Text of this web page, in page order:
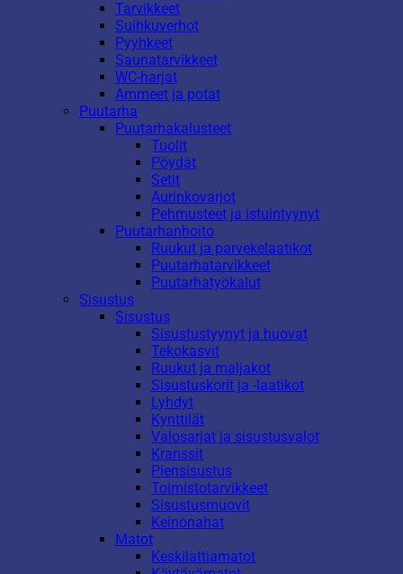
Tarvikkeet
Suihkuverhot
Pyyhkeet
Saunatarvikkeet
WC-harjat
Ammeet ja potat
Puutarha
Puutarhakalusteet
Tuolit
Pöydät
Setit
Aurinkovarjot
Pehmusteet ja istuintyynyt
Puutarhanhoito
Ruukut ja parvekelaatikot
Puutarhatarvikkeet
Puutarhatyökalut
Sisustus
Sisustus
Sisustustyynyt ja huovat
Tekokasvit
Ruukut ja maljakot
Sisustuskorit ja -laatikot
Lyhdyt
Kynttilät
Valosarjat ja sisustusvalot
Kranssit
Piensisustus
Toimistotarvikkeet
Sisustusmuovit
Keinonahat
Matot
Keskilattiamatot